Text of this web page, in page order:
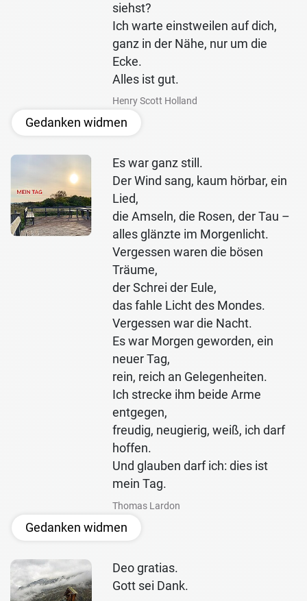
siehst?
Ich warte einstweilen auf dich,
ganz in der Nähe, nur um die
Ecke.
Alles ist gut.
Henry Scott Holland
Gedanken widmen
Es war ganz still.
Der Wind sang, kaum hörbar, ein
Lied,
die Amseln, die Rosen, der Tau –
alles glänzte im Morgenlicht.
Vergessen waren die bösen
Träume,
der Schrei der Eule,
das fahle Licht des Mondes.
Vergessen war die Nacht.
Es war Morgen geworden, ein
neuer Tag,
rein, reich an Gelegenheiten.
Ich strecke ihm beide Arme
entgegen,
freudig, neugierig, weiß, ich darf
hoffen.
Und glauben darf ich: dies ist
mein Tag.
Thomas Lardon
Gedanken widmen
Deo gratias.
Gott sei Dank.